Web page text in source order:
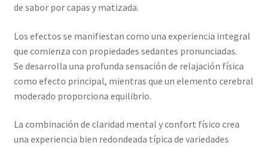
de sabor por capas y matizada.
Los efectos se manifiestan como una experiencia integral
que comienza con propiedades sedantes pronunciadas.
Se desarrolla una profunda sensación de relajación física
como efecto principal, mientras que un elemento cerebral
moderado proporciona equilibrio.
La combinación de claridad mental y confort físico crea
una experiencia bien redondeada típica de variedades